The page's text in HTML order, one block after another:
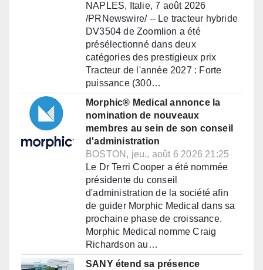
NAPLES, Italie, 7 août 2026
/PRNewswire/ -- Le tracteur hybride
DV3504 de Zoomlion a été
présélectionné dans deux
catégories des prestigieux prix
Tracteur de l'année 2027 : Forte
puissance (300…
Morphic® Medical annonce la
nomination de nouveaux
membres au sein de son conseil
d'administration
BOSTON, jeu., août 6 2026 21:25
Le Dr Terri Cooper a été nommée
présidente du conseil
d'administration de la société afin
de guider Morphic Medical dans sa
prochaine phase de croissance.
Morphic Medical nomme Craig
Richardson au…
SANY étend sa présence